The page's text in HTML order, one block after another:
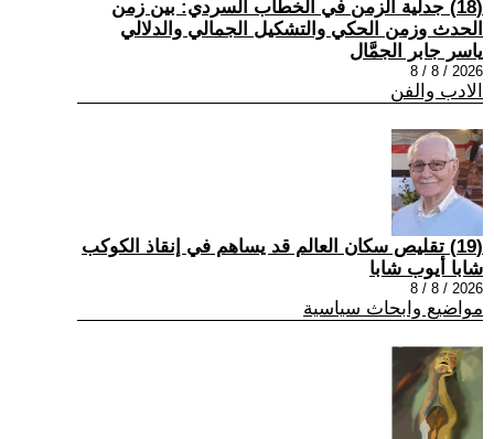
(18) جدلية الزمن في الخطاب السردي: بين زمن
الحدث وزمن الحكي والتشكيل الجمالي والدلالي
ياسر جابر الجمَّال
2026 / 8 / 8
الادب والفن
(19) تقليص سكان العالم قد يساهم في إنقاذ الكوكب
شابا أيوب شابا
2026 / 8 / 8
مواضيع وابحاث سياسية